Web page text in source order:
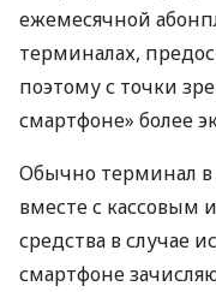
ежемесячной
терминалах,
поэтому с точки
смартфоне» более
Обычно терминал в
вместе с кассовым
средства в случае
смартфоне